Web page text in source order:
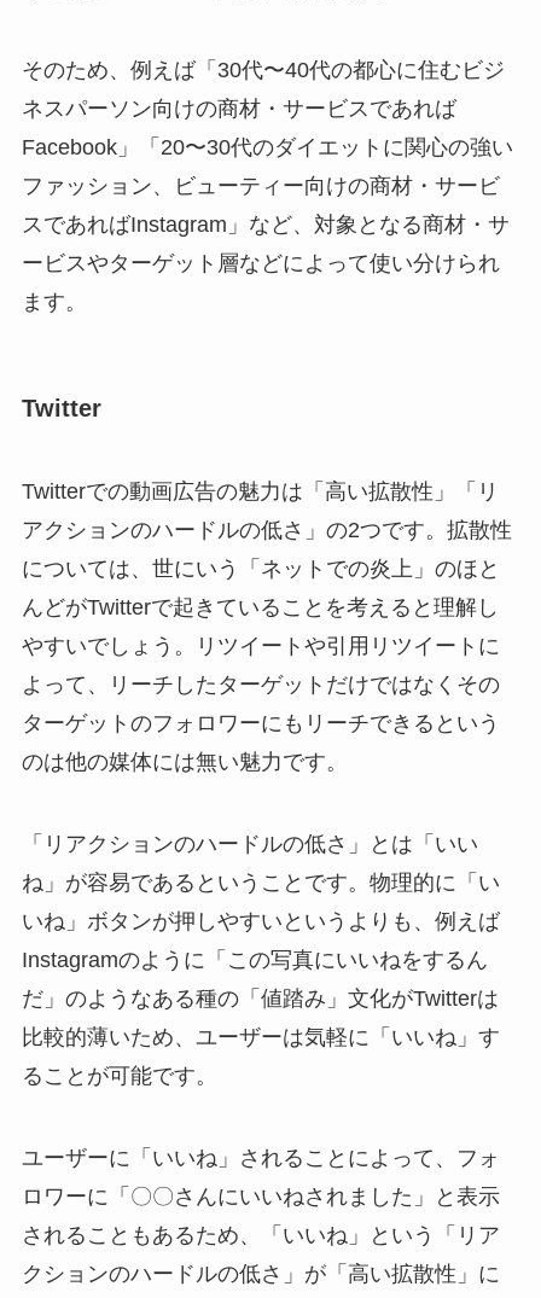
そのため、例えば「30代〜40代の都心に住むビジ
ネスパーソン向けの商材・サービスであれば
Facebook」「20〜30代のダイエットに関心の強い
ファッション、ビューティー向けの商材・サービ
スであればInstagram」など、対象となる商材・サ
ービスやターゲット層などによって使い分けられ
ます。
Twitter
Twitterでの動画広告の魅力は「高い拡散性」「リ
アクションのハードルの低さ」の2つです。拡散性
については、世にいう「ネットでの炎上」のほと
んどがTwitterで起きていることを考えると理解し
やすいでしょう。リツイートや引用リツイートに
よって、リーチしたターゲットだけではなくその
ターゲットのフォロワーにもリーチできるという
のは他の媒体には無い魅力です。
「リアクションのハードルの低さ」とは「いい
ね」が容易であるということです。物理的に「い
いね」ボタンが押しやすいというよりも、例えば
Instagramのように「この写真にいいねをするん
だ」のようなある種の「値踏み」文化がTwitterは
比較的薄いため、ユーザーは気軽に「いいね」す
ることが可能です。
ユーザーに「いいね」されることによって、フォ
ロワーに「〇〇さんにいいねされました」と表示
されることもあるため、「いいね」という「リア
クションのハードルの低さ」が「高い拡散性」に